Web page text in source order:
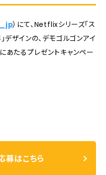
）にて、Netflixシリーズ「ス
デザインの、デモゴルゴンアイ
たるプレゼントキャンペー
募はこちら